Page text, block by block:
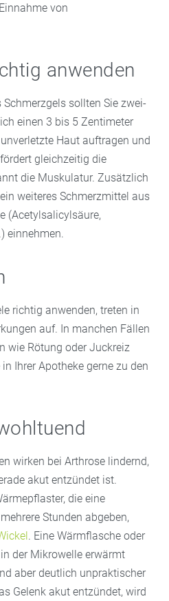
von
anwenden
sollten Sie zwei-
einen 3 bis 5 Zentimeter
Haut auftragen und
gleichzeitig die
die Muskulatur. Zusätzlich
weiteres Schmerzmittel aus
(Acetylsalicylsäure,
einnehmen.
richtig anwenden, treten in
auf. In manchen Fällen
wie Rötung oder Juckreiz
Ihrer Apotheke gerne zu den
wirken bei Arthrose lindernd,
akut entzündet ist.
die eine
Stunden abgeben,
. Eine Wärmflasche oder
der Mikrowelle erwärmt
aber deutlich unpraktischer
Gelenk akut entzündet, wird